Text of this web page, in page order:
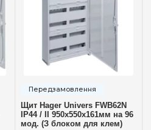
Щит Hager Univers FWB62N
IP44 / II 950x550x161мм на 96
мод. (З блоком для клем)